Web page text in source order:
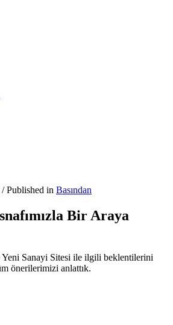
/Published in Basından
Bir Araya
Yeni Sanayi Sitesi ile ilgili beklentilerini
önerilerimizi anlattık.